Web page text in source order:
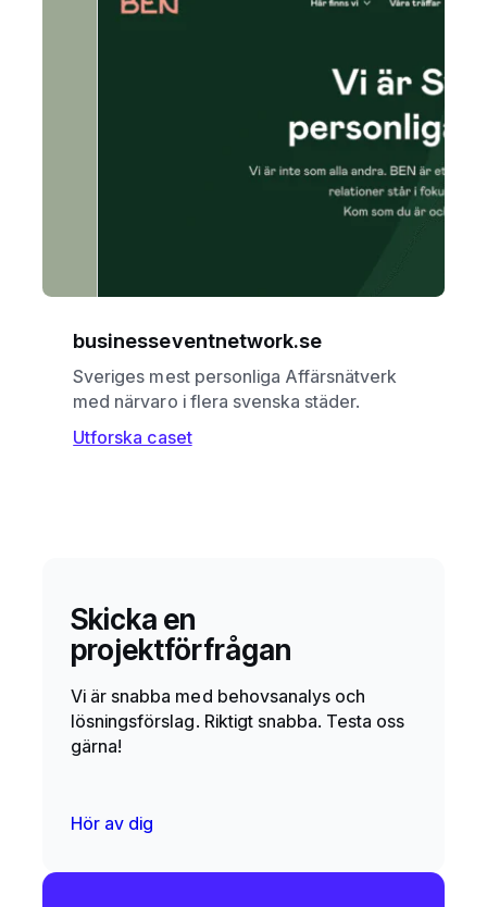
businesseventnetwork.se
Sveriges mest personliga Affärsnätverk
med närvaro i flera svenska städer.
Utforska caset
Skicka en
projektförfrågan
Vi är snabba med behovsanalys och
lösningsförslag. Riktigt snabba. Testa oss
gärna!
Hör av dig